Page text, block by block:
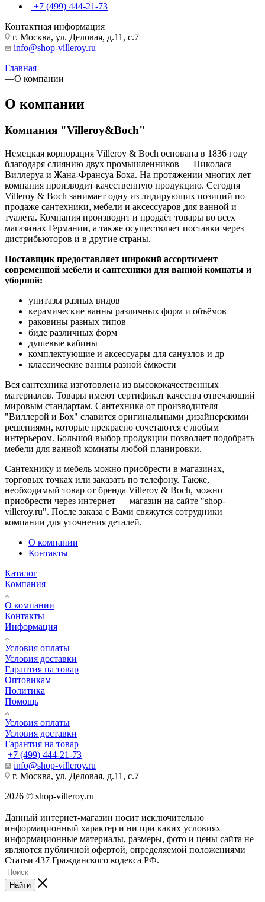
+7 (499) 444-21-73
Контактная информация
г. Москва, ул. Деловая, д.11, с.7
info@shop-villeroy.ru
Главная
—О компании
О компании
Компания "Villeroy&Boch"
Немецкая корпорация Villeroy & Boch основана в 1836 году
благодаря слиянию двух промышленников — Николаса
Виллеруа и Жана-Франсуа Боха. На протяжении многих лет
компания производит качественную продукцию. Сегодня
Villeroy & Boch занимает одну из лидирующих позиций по
продаже сантехники, мебели и аксессуаров для ванной и
туалета. Компания производит и продаёт товары во всех
магазинах Германии, а также осуществляет поставки через
дистрибьюторов и в другие страны.
Поставщик предоставляет широкий ассортимент
современной мебели и сантехники для ванной комнаты и
уборной:
унитазы разных видов
керамические ванны различных форм и объёмов
раковины разных типов
биде различных форм
душевые кабины
комплектующие и аксессуары для санузлов и др
классические ванны разной ёмкости
Вся сантехника изготовлена из высококачественных
материалов. Товары имеют сертификат качества отвечающий
мировым стандартам. Сантехника от производителя
"Виллерой и Бох" славится оригинальными дизайнерскими
решениями, которые прекрасно сочетаются с любым
интерьером. Большой выбор продукции позволяет подобрать
мебели для ванной комнаты любой планировки.
Сантехнику и мебель можно приобрести в магазинах,
торговых точках или заказать по телефону. Также,
необходимый товар от бренда Villeroy & Boch, можно
приобрести через интернет — магазин на сайте "shop-
villeroy.ru". После заказа с Вами свяжутся сотрудники
компании для уточнения деталей.
О компании
Контакты
Каталог
Компания
О компании
Контакты
Информация
Условия оплаты
Условия доставки
Гарантия на товар
Оптовикам
Политика
Помощь
Условия оплаты
Условия доставки
Гарантия на товар
+7 (499) 444-21-73
info@shop-villeroy.ru
г. Москва, ул. Деловая, д.11, с.7
2026 © shop-villeroy.ru
Данный интернет-магазин носит исключительно
информационный характер и ни при каких условиях
информационные материалы, размеры, фото и цены сайта не
являются публичной офертой, определяемой положениями
Статьи 437 Гражданского кодекса РФ.
Найти